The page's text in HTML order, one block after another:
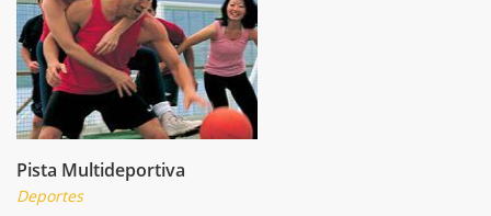
Pista Multideportiva
Deportes